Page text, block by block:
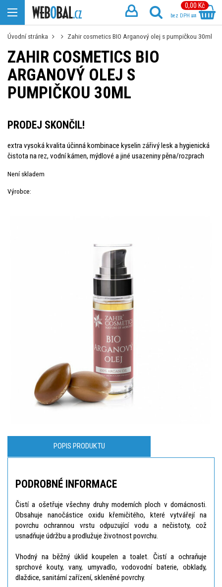
0,00 Kč
bez DPH
Úvodní stránka Zahir cosmetics BIO Arganový olej s pumpičkou 30ml
ZAHIR COSMETICS BIO
ARGANOVÝ OLEJ S
PUMPIČKOU 30ML
PRODEJ SKONČIL!
extra vysoká kvalita účinná kombinace kyselin zářivý lesk a hygienická
čistota na rez, vodní kámen, mýdlové a jiné usazeniny pěna/rozprach
Není skladem
Výrobce:
POPIS PRODUKTU
PODROBNÉ INFORMACE
Čistí a ošetřuje všechny druhy moderních ploch v domácnosti.
Obsahuje nanočástice oxidu křemičitého, které vytvářejí na
povrchu ochrannou vrstu odpuzující vodu a nečistoty, což
usnadňuje údržbu a prodlužuje životnost povrchu.
Vhodný na běžný úklid koupelen a toalet. Čistí a ochraňuje
sprchové kouty, vany, umyvadlo, vodovodní baterie, obklady,
dlaždice, sanitární zařízení, skleněné povrchy.